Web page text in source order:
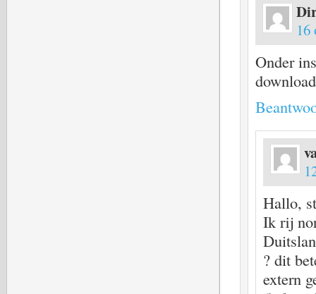
16
Onder
Hallo,
Ik rij
? dit
extern